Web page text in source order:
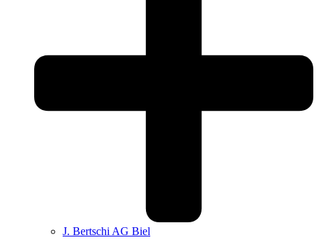
J. Bertschi AG Biel